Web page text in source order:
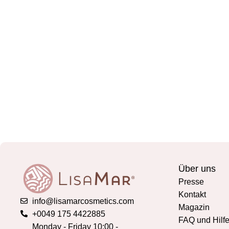
info@lisamarcosmetics.com
+0049 175 4422885
Monday - Friday 10:00 -
Über uns
Presse
Kontakt
Magazin
FAQ und Hilfe